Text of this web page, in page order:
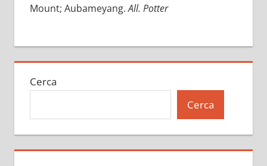
Mount; Aubameyang.All. Potter
Cerca
Cerca